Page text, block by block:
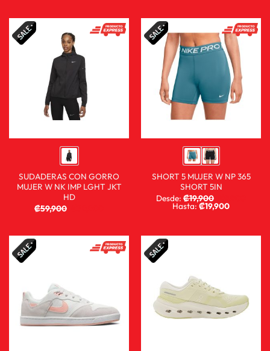
SUDADERAS CON GORRO
MUJER W NK IMP LGHT JKT
HD
₡59,900
SHORT 5 MUJER W NP 365
SHORT 5IN
Desde: ₡19,900
Hasta:₡19,900